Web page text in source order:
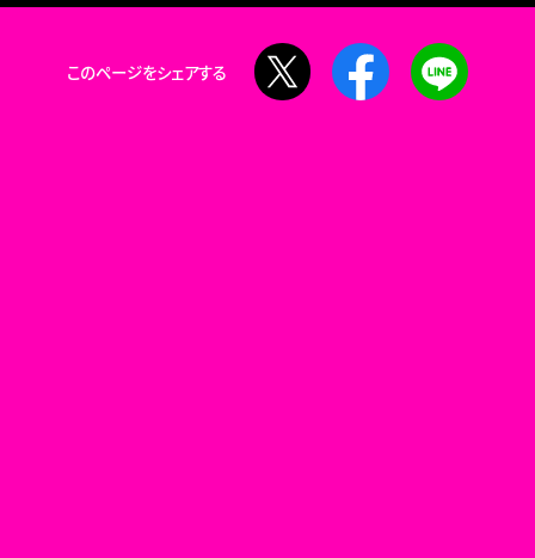
このページをシェアする
Facebook